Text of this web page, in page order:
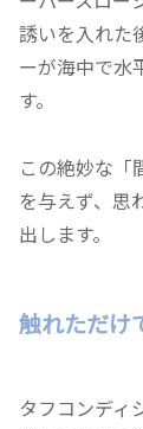
誘いを入れた
ーが海中で水
す。
この絶妙な「
を与えず、思
出します。
触れただけ
タフコンディ